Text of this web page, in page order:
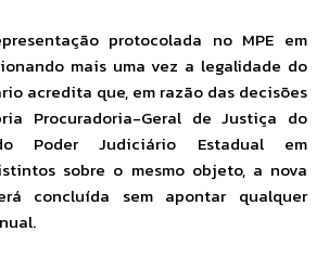
protocolada no MPE em
mais uma vez a legalidade do
acredita que, em razão das decisões
Procuradoria-Geral de Justiça do
Poder Judiciário Estadual em
sobre o mesmo objeto, a nova
concluída sem apontar qualquer